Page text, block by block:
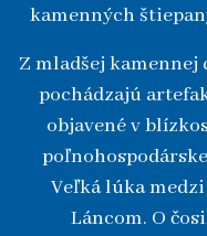
kamenných
Z mladšej
pochádzajú
objavené v
Veľká lúka
Láncom. O